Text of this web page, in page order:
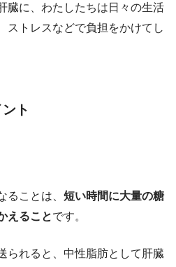
臓に、わたしたちは日々の生活
ストレスなどで負担をかけてし
ト
ることは、 短い時間に大量の糖
えることです。
られると、中性脂肪として肝臓